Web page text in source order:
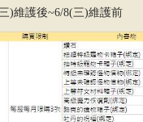
)維護後~6/8(三)維護前